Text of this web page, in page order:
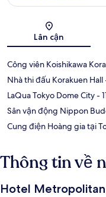
Lân cận
Công viên Koishikawa
Nhà thi đấu Korakuen Hall
LaQua Tokyo Dome City-
Sân vận động Nippon
Cung điện Hoàng gia tại
Thông tin về
Hotel